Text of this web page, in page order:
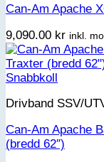
Can-Am Apache
9,090.00 kr inkl.
Snabbkoll
Drivband SSV/
Can-Am Apache
(bredd 62″)